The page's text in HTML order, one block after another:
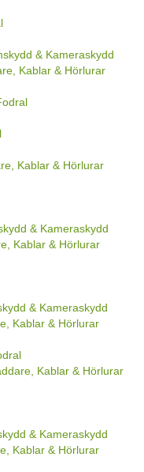
& Kameraskydd
Kablar & Hörlurar
Kablar & Hörlurar
& Kameraskydd
Kablar & Hörlurar
& Kameraskydd
Kablar & Hörlurar
Kablar & Hörlurar
& Kameraskydd
Kablar & Hörlurar